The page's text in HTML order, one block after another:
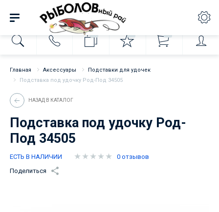
Главная Аксессуары
Подставки для удочек
Подставка под удочку Род-Под 34505
НАЗАД В КАТАЛОГ
Подставка под удочку Род-
Под 34505
ЕСТЬ В НАЛИЧИИ
0 отзывов
Поделиться